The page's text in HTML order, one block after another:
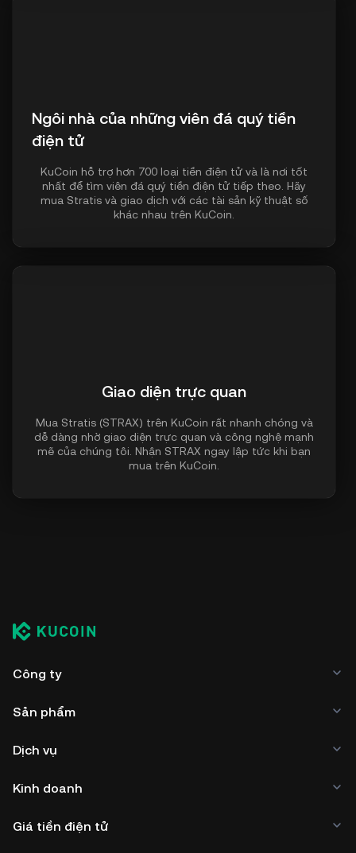
Ngôi nhà của những viên đá quý tiền
điện tử
KuCoin hỗ trợ hơn 700 loại tiền điện tử và là nơi tốt
nhất để tìm viên đá quý tiền điện tử tiếp theo. Hãy
mua Stratis và giao dịch với các tài sản kỹ thuật số
khác nhau trên KuCoin.
Giao diện trực quan
Mua Stratis (STRAX) trên KuCoin rất nhanh chóng và
dễ dàng nhờ giao diện trực quan và công nghệ mạnh
mẽ của chúng tôi. Nhận STRAX ngay lập tức khi bạn
mua trên KuCoin.
Công ty
Sản phẩm
Dịch vụ
Kinh doanh
Giá tiền điện tử